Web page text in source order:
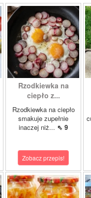
Rzodkiewka na
ciepło z...
Rzodkiewka na ciepło
smakuje zupełnie
inaczej niż... ⇖ 9
Zobacz przepis!